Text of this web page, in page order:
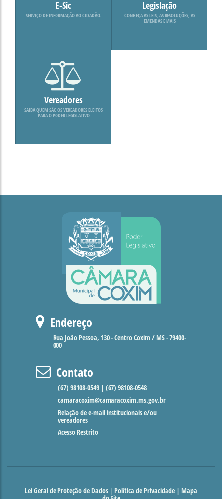
E-Sic
SERVIÇO DE INFORMAÇÃO AO CIDADÃO.
Legislação
CONHEÇA AS LEIS, AS RESOLUÇÕES, AS
EMENDAS E MAIS
Vereadores
SAIBA QUEM SÃO OS VEREADORES ELEITOS
PARA O PODER LEGISLATIVO
Endereço
Rua João Pessoa, 130 - Centro Coxim / MS - 79400-
000
Contato
(67) 98108-0549 | (67) 98108-0548
camaracoxim@camaracoxim.ms.gov.br
Relação de e-mail institucionais e/ou
vereadores
Acesso Restrito
Lei Geral de Proteção de Dados Política de Privacidade
Mapa